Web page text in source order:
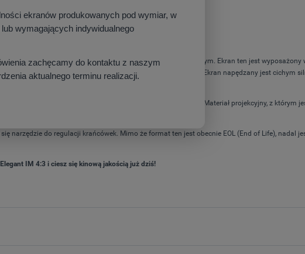
idealny do stworzenia kina domowego w formacie klasycznym. Ekran ten jest wyposażony
integrację z zaawansowanymi systemami sterowania. Ekran napędzany jest cichym
co optycznie zwiększa kontrast wyświetlanego obrazu. Materiał projekcyjny, z którym
narzędzie do regulacji krańcówek. Mimo że format ten jest obecnie EOL (End of Life), nadal
IM 4:3 i ciesz się kinową jakością już dziś!
ekranów produkowanych pod wymiar, w
wymagających indywidualnego
zachęcamy do kontaktu z naszym
aktualnego terminu realizacji.